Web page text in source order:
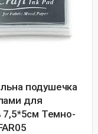
подушечка
для
7,5*5см Темно-